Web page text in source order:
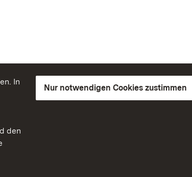
In
den
Nur notwendigen Cookies zustimmen